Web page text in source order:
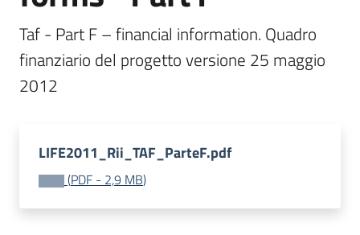
Taf - Part F – financial information. Quadro
finanziario del progetto versione 25 maggio
LIFE2011_Rii_TAF_ParteF.pdf
(PDF - 2,9 MB)